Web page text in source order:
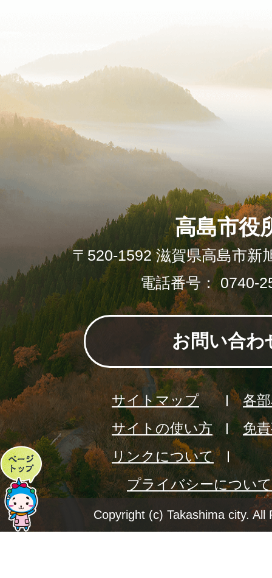
ペ
ー
ジ
高島市役
〒520-1592 滋賀県高島市新
電話番号： 0740-
お問い合わ
サイトマップ
各
サイトの使い方
免
リンクについて
プライバシーについて
Copyright (c) Takashima city. All